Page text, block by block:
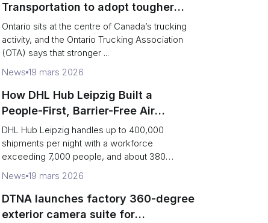
Transportation to adopt tougher
enforcement and compliance
measures
Ontario sits at the centre of Canada’s trucking
activity, and the Ontario Trucking Association
(OTA) says that stronger ...
News 19 mars 2026
How DHL Hub Leipzig Built a
People-First, Barrier-Free Air
Network
DHL Hub Leipzig handles up to 400,000
shipments per night with a workforce
exceeding 7,000 people, and about 380
colleag...
News 19 mars 2026
DTNA launches factory 360-degree
exterior camera suite for